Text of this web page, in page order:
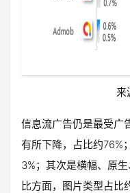
来
信息流广告仍是最受广
有所下降，占比约76%
3%；其次是横幅、原
比方面，图片类型占比